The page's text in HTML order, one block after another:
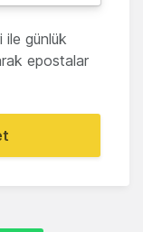
ile günlük
epostalar